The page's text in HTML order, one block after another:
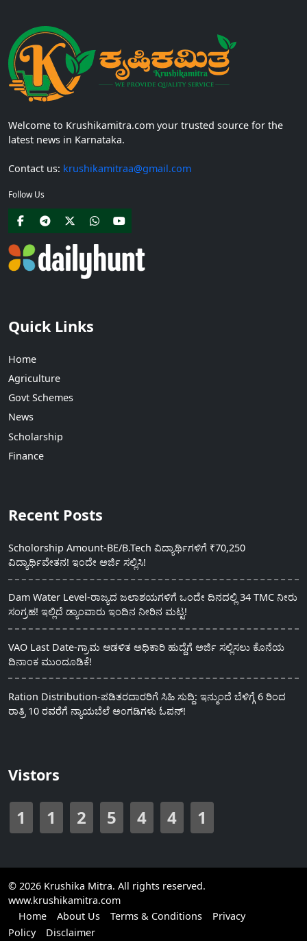
Welcome to Krushikamitra.com your trusted source for the
latest news in Karnataka.
Contact us: krushikamitraa@gmail.com
Follow Us
Quick Links
Home
Agriculture
Govt Schemes
News
Scholarship
Finance
Recent Posts
Scholorship Amount-BE/B.Tech ವಿದ್ಯಾರ್ಥಿಗಳಿಗೆ ₹70,250
ವಿದ್ಯಾರ್ಥಿವೇತನ! ಇಂದೇ ಅರ್ಜಿ ಸಲ್ಲಿಸಿ!
Dam Water Level-ರಾಜ್ಯದ ಜಲಾಶಯಗಳಿಗೆ ಒಂದೇ ದಿನದಲ್ಲಿ 34 TMC ನೀರು
ಸಂಗ್ರಹ! ಇಲ್ಲಿದೆ ಡ್ಯಾಂವಾರು ಇಂದಿನ ನೀರಿನ ಮಟ್ಟ!
VAO Last Date-ಗ್ರಾಮ ಆಡಳಿತ ಅಧಿಕಾರಿ ಹುದ್ದೆಗೆ ಅರ್ಜಿ ಸಲ್ಲಿಸಲು ಕೊನೆಯ
ದಿನಾಂಕ ಮುಂದೂಡಿಕೆ!
Ration Distribution-ಪಡಿತರದಾರರಿಗೆ ಸಿಹಿ ಸುದ್ದಿ: ಇನ್ಮುಂದೆ ಬೆಳಿಗ್ಗೆ 6 ರಿಂದ
ರಾತ್ರಿ 10 ರವರೆಗೆ ನ್ಯಾಯಬೆಲೆ ಅಂಗಡಿಗಳು ಓಪನ್!
Vistors
1 1 2 5 4 4 1
© 2026 Krushika Mitra. All rights reserved.
www.krushikamitra.com
Home
About Us Terms & Conditions
Privacy
Policy
Disclaimer